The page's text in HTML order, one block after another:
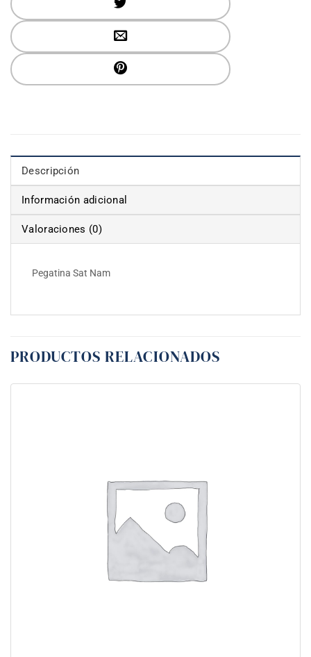
Descripción
Información adicional
Valoraciones (0)
Pegatina Sat Nam
PRODUCTOS RELACIONADOS